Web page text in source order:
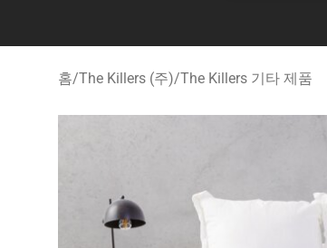
홈/The Killers (주)/The Killers 기타 제품